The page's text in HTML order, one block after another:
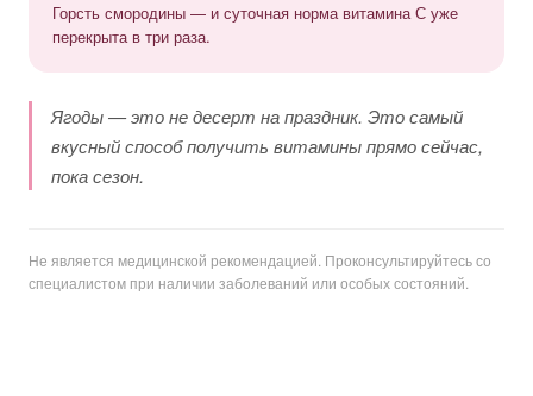
Горсть смородины — и суточная норма витамина С уже
перекрыта в три раза.
Ягоды — это не десерт на праздник. Это самый
вкусный способ получить витамины прямо сейчас,
пока сезон.
Не является медицинской рекомендацией. Проконсультируйтесь со
специалистом при наличии заболеваний или особых состояний.